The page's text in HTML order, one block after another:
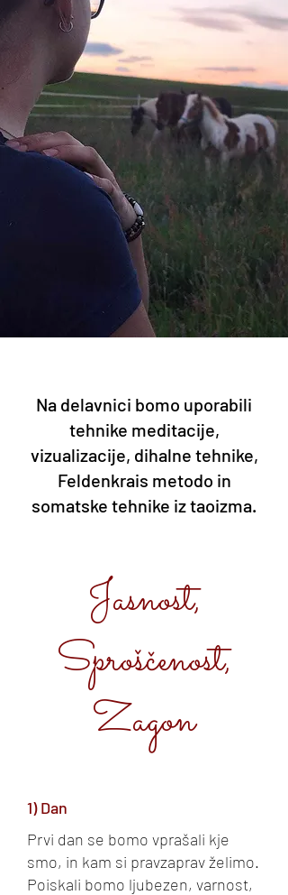
Na delavnici bomo uporabili
tehnike meditacije,
vizualizacije, dihalne tehnike,
Feldenkrais metodo in
somatske tehnike iz taoizma.
Jasnost,
Sproščenost,
Zagon
1) Dan
Prvi dan se bomo vprašali kje
smo, in kam si pravzaprav želimo.
Poiskali bomo ljubezen, varnost,